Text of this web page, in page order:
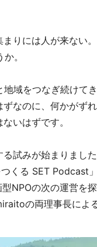
りには人が来ない
。
域をつなぎ続けて
なのに、何かがず
いはずです。
試みが始まりまし
くる SET Podcast
NPOの次の運営を
の両理事長によ